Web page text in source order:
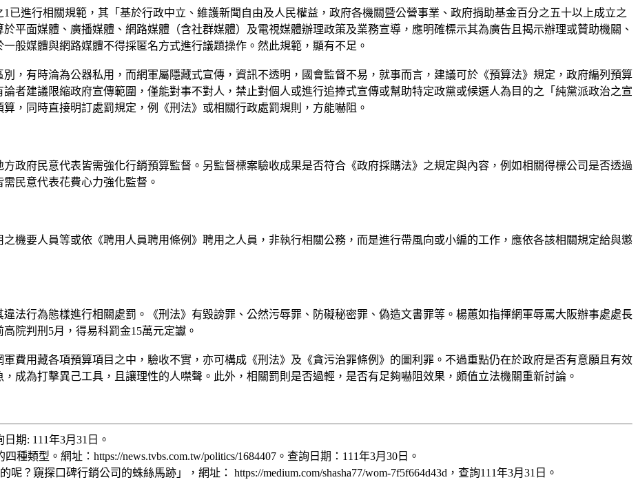
已進行相關規範，其「基於行政中立、維護新聞自由及人民權益，政府各機關暨公營事業、政府捐助基金百分之五十以上成立之
平面媒體、廣播媒體、網路媒體（含社群媒體）及電視媒體辦理政策及業務宣導，應明確標示其為廣告且揭示辦理或贊助機關、
般媒體與網路媒體不得採匿名方式進行議題操作。然此規範，顯有不足。
，有時淪為公器私用，而網軍屬隱藏式宣傳，資訊不透明，國會監督不易，就事而言，建議可於《預算法》規定，政府編列預算
者建議限縮政府宣傳範圍，僅能對事不對人，禁止對個人或進行追捧式宣傳或幫助特定政黨或候選人為目的之「純黨派政治之宣
，同時直接明訂處罰規定，例《刑法》或相關行政處罰規則，方能嚇阻。
政府民意代表皆需強化行銷預算監督。另監督標案驗收成果是否符合《政府採購法》之規定與內容，例如相關得標公司是否透過
民意代表花費心力強化監督。
機要人員等或依《聘用人員聘用條例》聘用之人員，非執行相關公務，而是進行帶風向或小編的工作，應依各該相關規定給與懲
法行為態樣進行相關處罰。《刑法》有毀謗罪、公然污辱罪、防礙秘密罪、偽造文書罪等。楊蕙如指揮網軍辱罵大阪辦事處處長
院判刑5月，得易科罰金15萬元定讞。
費用藏各項預算項目之中，驗收不實，亦可構成《刑法》及《貪污治罪條例》的圖利罪。不過重點仍在於政府是否有意願且有效
成為打擊異己工具，且讓理性的人噤聲。此外，相關罰則是否過輕，是否有足夠嚇阻效果，頗值立法機關重新討論。
期: 111年3月31日。
類型。網址：https://news.tvbs.com.tw/politics/1684407。查詢日期：111年3月30日。
？窺探口碑行銷公司的蛛絲馬跡」，網址： https://medium.com/shasha77/wom-7f5f664d43d，查詢111年3月31日。